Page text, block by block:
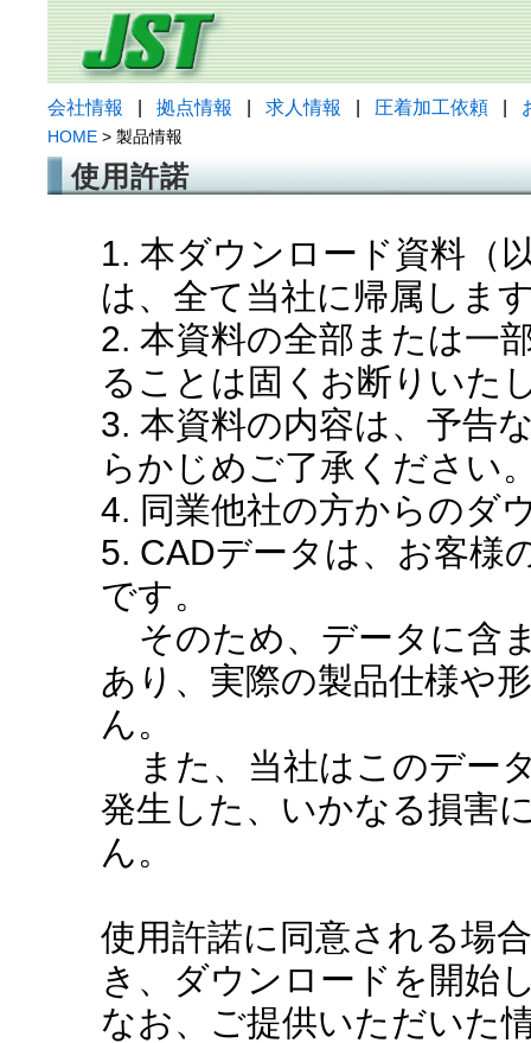
会社情報 拠点情報 求人情報 圧着加工依頼
HOME > 製品情報
使用許諾
1. 本ダウンロード資料（
は、全て当社に帰属しま
2. 本資料の全部または一
ることは固くお断りいた
3. 本資料の内容は、予告
らかじめご了承ください
4. 同業他社の方からのダ
5. CADデータは、お客様
です。
そのため、データに含
あり、実際の製品仕様や
ん。
また、当社はこのデー
発生した、いかなる損害
ん。
使用許諾に同意される場
き、ダウンロードを開始
なお、ご提供いただいた